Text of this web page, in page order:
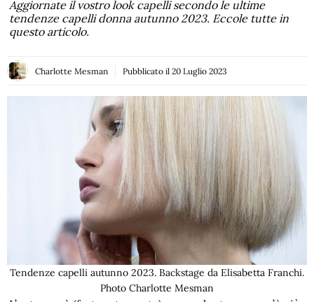
Aggiornate il vostro look capelli secondo le ultime
tendenze capelli donna autunno 2023. Eccole tutte in
questo articolo.
Charlotte Mesman Pubblicato il 20 Luglio 2023
Tendenze capelli autunno 2023. Backstage da Elisabetta Franchi.
Photo Charlotte Mesman